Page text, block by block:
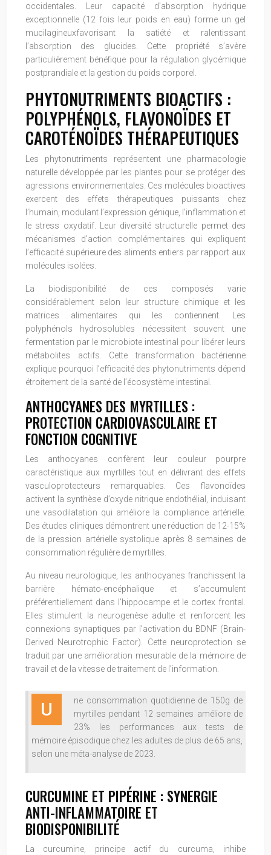
occidentales. Leur capacité d’absorption hydrique
exceptionnelle (12 fois leur poids en eau) forme un gel
mucilagineuxfavorisant la satiété et ralentissant
l’absorption des glucides. Cette propriété s’avère
particulièrement bénéfique pour la régulation glycémique
postprandiale et la gestion du poids corporel.
PHYTONUTRIMENTS BIOACTIFS :
POLYPHÉNOLS, FLAVONOÏDES ET
CAROTÉNOÏDES THÉRAPEUTIQUES
Les phytonutriments représentent une pharmacologie
naturelle développée par les plantes pour se protéger des
agressions environnementales. Ces molécules bioactives
exercent des effets thérapeutiques puissants chez
l’humain, modulant l’expression génique, l’inflammation et
le stress oxydatif. Leur diversité structurelle permet des
mécanismes d’action complémentaires qui expliquent
l’efficacité supérieure des aliments entiers par rapport aux
molécules isolées.
La biodisponibilité de ces composés varie
considérablement selon leur structure chimique et les
matrices alimentaires qui les contiennent. Les
polyphénols hydrosolubles nécessitent souvent une
fermentation par le microbiote intestinal pour libérer leurs
métabolites actifs. Cette transformation bactérienne
explique pourquoi l’efficacité des phytonutriments dépend
étroitement de la santé de l’écosystème intestinal.
ANTHOCYANES DES MYRTILLES :
PROTECTION CARDIOVASCULAIRE ET
FONCTION COGNITIVE
Les anthocyanes confèrent leur couleur pourpre
caractéristique aux myrtilles tout en délivrant des effets
vasculoprotecteurs remarquables. Ces flavonoïdes
activent la synthèse d’oxyde nitrique endothélial, induisant
une vasodilatation qui améliore la compliance artérielle.
Des études cliniques démontrent une réduction de 12-15%
de la pression artérielle systolique après 8 semaines de
consommation régulière de myrtilles.
Au niveau neurologique, les anthocyanes franchissent la
barrière hémato-encéphalique et s’accumulent
préférentiellement dans l’hippocampe et le cortex frontal.
Elles stimulent la neurogenèse adulte et renforcent les
connexions synaptiques par l’activation du BDNF (Brain-
Derived Neurotrophic Factor). Cette neuroprotection se
traduit par une amélioration mesurable de la mémoire de
travail et de la vitesse de traitement de l’information.
U
ne consommation quotidienne de 150g de
myrtilles pendant 12 semaines améliore de
23% les performances aux tests de
mémoire épisodique chez les adultes de plus de 65 ans,
selon une méta-analyse de 2023.
CURCUMINE ET PIPÉRINE : SYNERGIE
ANTI-INFLAMMATOIRE ET
BIODISPONIBILITÉ
La curcumine, principe actif du curcuma, inhibe